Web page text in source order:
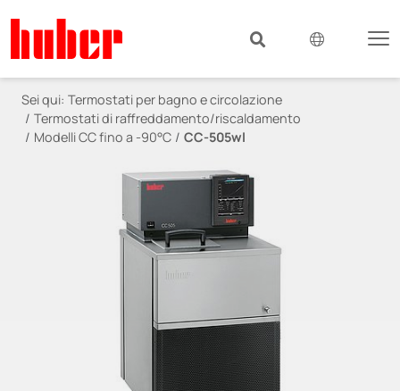
Sei qui: Termostati per bagno e circolazione
Termostati di raffreddamento/riscaldamento
Modelli CC fino a -90°C
CC-505wl